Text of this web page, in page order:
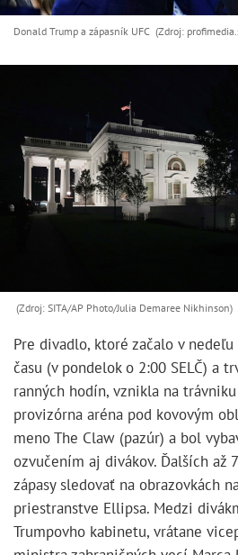
Donald Trump a zápasník UFC (Zdroj:
(Zdroj: SITA/AP Photo/Julia Demaree Nikhinson)
Pre divadlo, ktoré začalo v
času (v pondelok o 2:00 SELČ) a
ranných hodín, vznikla na
provizórna aréna pod kovovým
meno The Claw (pazúr) a bol
ozvučením aj divákov. Ďalších
zápasy sledovať na obrazovkách
priestranstve Ellipsa. Medzi
Trumpovho kabinetu, vrátane